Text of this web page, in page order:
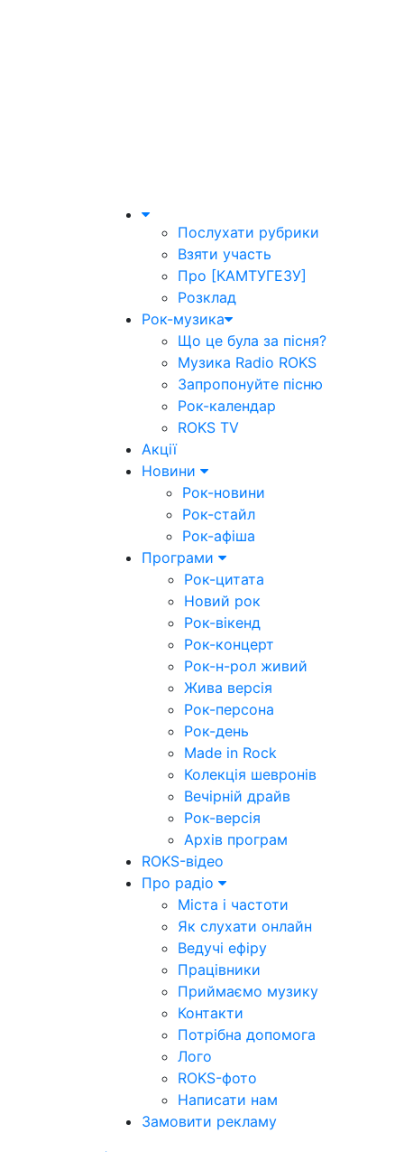
Послухати рубрики
Взяти участь
Про [КАМТУГЕЗУ]
Розклад
Рок-музика
Що це була за пісня?
Музика Radio ROKS
Запропонуйте пісню
Рок-календар
ROKS TV
Акції
Новини
Рок-новини
Рок-стайл
Рок-афіша
Програми
Рок-цитата
Новий рок
Рок-вікенд
Рок-концерт
Рок-н-рол живий
Жива версія
Рок-персона
Рок-день
Made in Rock
Колекція шевронів
Вечірній драйв
Рок-версія
Архів програм
ROKS-відео
Про радіо
Міста і частоти
Як слухати онлайн
Ведучі ефіру
Працівники
Приймаємо музику
Контакти
Потрібна допомога
Лого
ROKS-фото
Написати нам
Замовити рекламу